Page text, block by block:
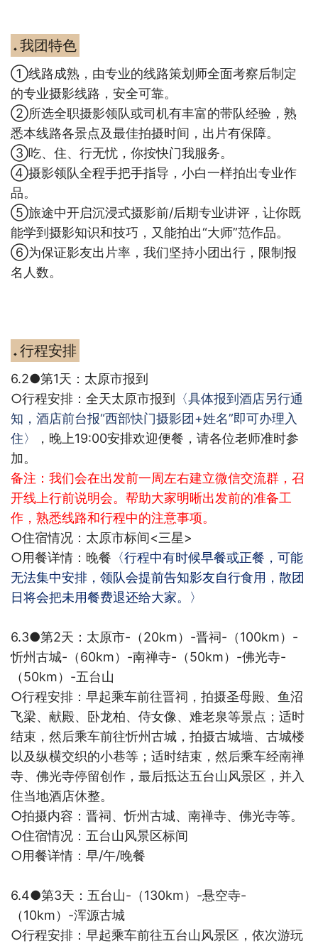
◆ 我团特色
①线路成熟，由专业的线路策划师全面考察后制定
的专业摄影线路，安全可靠。
②所选全职摄影领队或司机有丰富的带队经验，熟
悉本线路各景点及最佳拍摄时间，出片有保障。
③吃、住、行无忧，你按快门我服务。
④摄影领队全程手把手指导，小白一样拍出专业作
品。
⑤旅途中开启沉浸式摄影前/后期专业讲评，让你既
能学到摄影知识和技巧，又能拍出“大师”范作品。
⑥为保证影友出片率，我们坚持小团出行，限制报
名人数。
◆ 行程安排
6.2●第1天：太原市报到
○行程安排： 全天太原市报到 〈具体报到酒店另行通
知，酒店前台报“西部快门摄影团+姓名”即可办理入
住〉
，晚上19:00安排欢迎便餐，请各位老师准时参
加。
备注： 我们会在出发前一周左右建立微信交流群，召
开线上行前说明会。帮助大家明晰出发前的准备工
作，熟悉线路和行程中的注意事项。
○住宿情况：太原市标间<三星>
○用餐详情：晚餐 〈行程中有时候早餐或正餐，可能
无法集中安排，领队会提前告知影友自行食用，散团
日将会把未用餐费退还给大家。〉
6.3●第2天：太原市- （20km） -晋祠- （100km） -
忻州古城- （60km） -南禅寺- （50km） -佛光寺-
（50km） -五台山
○行程安排：早起乘车前往晋祠，拍摄圣母殿、鱼沼
飞梁、献殿、卧龙柏、侍女像、难老泉等景点；适时
结束，然后乘车前往忻州古城，拍摄古城墙、古城楼
以及纵横交织的小巷等；适时结束，然后乘车经南禅
寺、佛光寺停留创作，最后抵达五台山风景区，并入
住当地酒店休整。
○拍摄内容：晋祠、忻州古城、南禅寺、佛光寺等。
○住宿情况： 五台山风景区标间
○用餐详情：早/午/晚餐
6.4●第3天：五台山- （130km） -悬空寺-
（10km） -浑源古城
○行程安排：早起乘车前往五台山风景区，依次游玩